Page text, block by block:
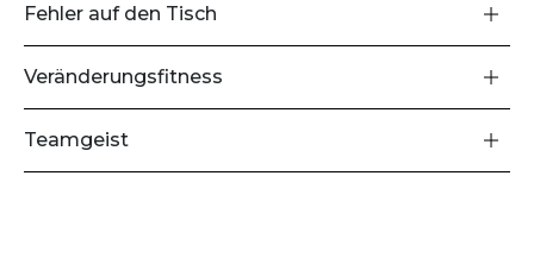
Fehler auf den Tisch
Veränderungsfitness
Teamgeist